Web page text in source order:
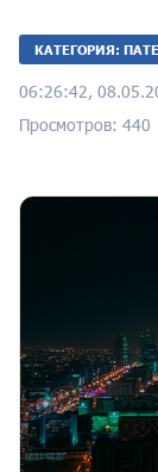
КАТЕГОРИЯ:
06:26:42,
Просмотров: 440